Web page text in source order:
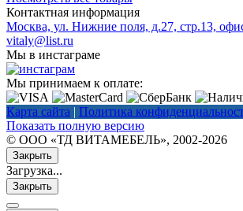
Контактная информация
Москва, ул. Нижние поля, д.27, стр.13,
vitaly@list.ru
Мы в инстаграме
Мы принимаем к оплате:
Карта сайта | Политика
Показать полную версию
© ООО «ТД ВИТАМЕБЕЛЬ», 2002-2026
Закрыть
Загрузка...
Закрыть